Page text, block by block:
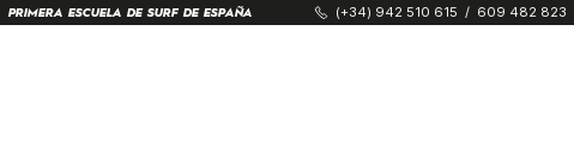
PRIMERA ESCUELA DE SURF DE ESPAÑA (+34) 942 510 615 / 609 482 823